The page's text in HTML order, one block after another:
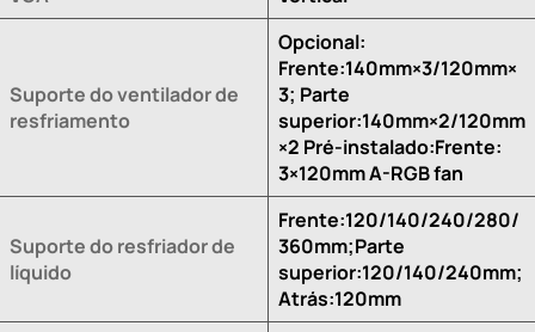
Suporte do ventilador de
resfriamento
Opcional:
Frente:140mm×3/120mm×
3; Parte
superior:140mm×2/120mm
×2 Pré-instalado:Frente:
3×120mm A-RGB fan
Suporte do resfriador de
líquido
Frente:120/140/240/280/
360mm;Parte
superior:120/140/240mm;
Atrás:120mm